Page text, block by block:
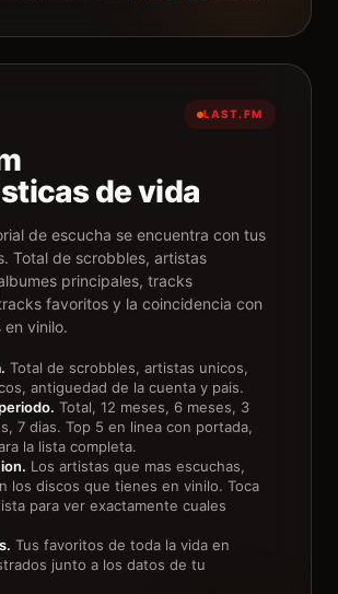
LAST.FM
de vida
de escucha se encuentra con tus
Total de scrobbles, artistas
principales, tracks
favoritos y la coincidencia con
en vinilo.
Total de scrobbles, artistas unicos,
antiguedad de la cuenta y pais.
Total, 12 meses, 6 meses, 3
7 dias. Top 5 en linea con portada,
la lista completa.
Los artistas que mas escuchas,
los discos que tienes en vinilo. Toca
para ver exactamente cuales
Tus favoritos de toda la vida en
junto a los datos de tu